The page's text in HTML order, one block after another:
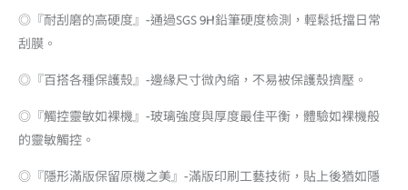
◎『耐刮磨的高硬度』-通過SGS 9H鉛筆硬度檢測，輕鬆抵擋日常
刮膜。
◎『百搭各種保護殼』-邊緣尺寸微內縮，不易被保護殼擠壓。
◎『觸控靈敏如裸機』-玻璃強度與厚度最佳平衡，體驗如裸機般
的靈敏觸控。
◎『隱形滿版保留原機之美』-滿版印刷工藝技術，貼上後猶如隱